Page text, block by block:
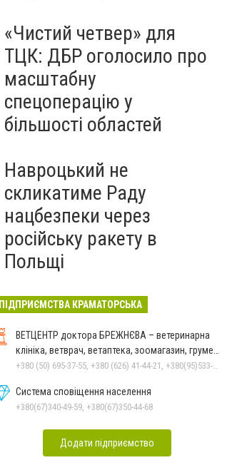
«Чистий четвер» для
ТЦК: ДБР оголосило про
масштабну
спецоперацію у
більшості областей
Навроцький не
скликатиме Раду
нацбезпеки через
російську ракету в
Польщі
ПІДПРИЄМСТВА КРАМАТОРСЬКА
ВЕТЦЕНТР доктора БРЕЖНЄВА – ветеринарна
клініка, ветврач, ветаптека, зоомагазин, грумер,
стрижки.
+380 (50) 695-37-55, +380 (626) 41-44-21, +380(95)533-90-03
Система сповіщення населення
+380(67)340-49-59, +380(67)350-44-68
Додати підприємство